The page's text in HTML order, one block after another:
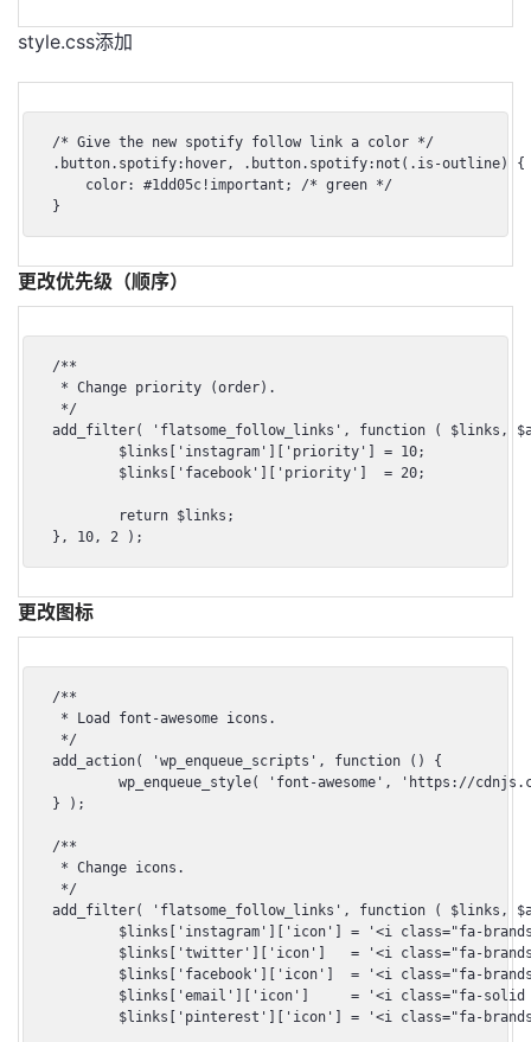
style.css添加
/* Give the new spotify follow link a color */
.button.spotify:hover, .button.spotify:not(.is-outline) {
    color: #1dd05c!important; /* green */
}
更改优先级（顺序）
/**
* Change priority (order).
*/
add_filter( 'flatsome_follow_links', function ( $links,
}, 10, 2 );
更改图标
/**
* Load font-awesome icons.
*/
add_action( 'wp_enqueue_scripts', function () {
	wp_enqueue_style( 'font-awesome', 'https://cdnjs.cloudflare.com/ajax/libs/font-awesome/6.2.1/css/all.min.css', false, '6.2.1' );
} );
/**
* Change icons.
*/
add_filter( 'flatsome_follow_links', function ( $links,